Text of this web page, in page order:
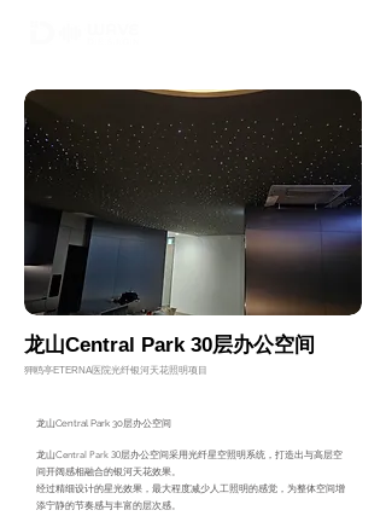
龙山Central Park 30层办公空间
狎鸥亭ETERNA医院光纤银河天花照明项目
龙山Central Park 30层办公空间
龙山Central Park 30层办公空间采用光纤星空照明系统，打造出与高层空
间开阔感相融合的银河天花效果。
经过精细设计的星光效果，最大程度减少人工照明的感觉，为整体空间增
添宁静的节奏感与丰富的层次感。